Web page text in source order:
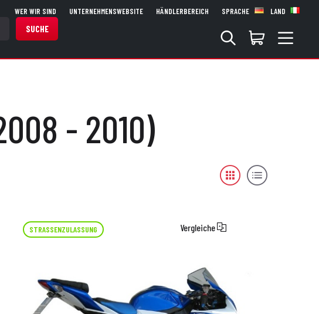
SUCHE
WER WIR SIND UNTERNEHMENSWEBSITE HÄNDLERBEREICH SPRACHE LAND
- 2010)
STRASSENZULASSUNG Vergleiche